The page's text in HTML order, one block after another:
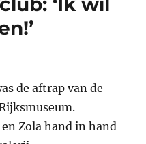
de aftrap van de
Zola hand in hand